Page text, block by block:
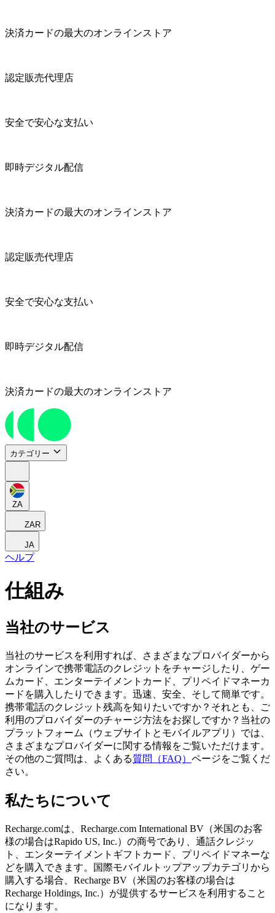
決済カードの最大のオンラインストア
認定販売代理店
安全で安心な支払い
即時デジタル配信
決済カードの最大のオンラインストア
認定販売代理店
安全で安心な支払い
即時デジタル配信
決済カードの最大のオンラインストア
カテゴリー
ZA
ZAR
JA
ヘルプ
仕組み
当社のサービス
当社のサービスを利用すれば、さまざまなプロバイダーから
オンラインで携帯電話のクレジットをチャージしたり、ゲー
ムカード、エンターテイメントカード、プリペイドマネーカ
ードを購入したりできます。迅速、安全、そして簡単です。
携帯電話のクレジット残高を知りたいですか？それとも、ご
利用のプロバイダーのチャージ方法をお探しですか？当社の
プラットフォーム（ウェブサイトとモバイルアプリ）では、
さまざまなプロバイダーに関する情報をご覧いただけます。
その他のご質問は、よくある質問（FAQ） ページをご覧くだ
さい。
私たちについて
Recharge.comは、Recharge.com International BV（米国のお客
様の場合はRapido US, Inc.）の商号であり、通話クレジッ
ト、エンターテイメントギフトカード、プリペイドマネーな
どを購入できます。国際モバイルトップアップカテゴリから
購入する場合、Recharge BV（米国のお客様の場合は
Recharge Holdings, Inc.）が提供するサービスを利用すること
になります。